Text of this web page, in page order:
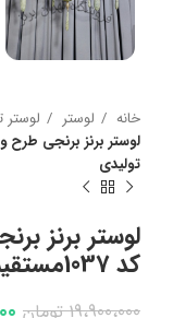
خانه لوستر
لوستر
تولیدی
کد 1037مستقیم از کارگاه تولیدی
19،900،000تومان